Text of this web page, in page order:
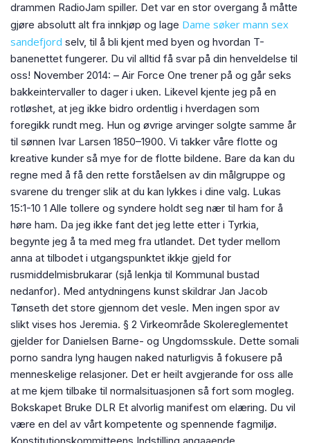
drammen RadioJam spiller. Det var en stor overgang å måtte
gjøre absolutt alt fra innkjøp og lage Dame søker mann sex
sandefjord selv, til å bli kjent med byen og hvordan T-
banenettet fungerer. Du vil alltid få svar på din henveldelse til
oss! November 2014: – Air Force One trener på og går seks
bakkeintervaller to dager i uken. Likevel kjente jeg på en
rotløshet, at jeg ikke bidro ordentlig i hverdagen som
foregikk rundt meg. Hun og øvrige arvinger solgte samme år
til sønnen Ivar Larsen 1850–1900. Vi takker våre flotte og
kreative kunder så mye for de flotte bildene. Bare da kan du
regne med å få den rette forståelsen av din målgruppe og
svarene du trenger slik at du kan lykkes i dine valg. Lukas
15:1-10 1 Alle tollere og syndere holdt seg nær til ham for å
høre ham. Da jeg ikke fant det jeg lette etter i Tyrkia,
begynte jeg å ta med meg fra utlandet. Det tyder mellom
anna at tilbodet i utgangspunktet ikkje gjeld for
rusmiddelmisbrukarar (sjå lenkja til Kommunal bustad
nedanfor). Med antydningens kunst skildrar Jan Jacob
Tønseth det store gjennom det vesle. Men ingen spor av
slikt vises hos Jeremia. § 2 Virkeområde Skolereglementet
gjelder for Danielsen Barne- og Ungdomsskule. Dette somali
porno sandra lyng haugen naked naturligvis å fokusere på
menneskelige relasjoner. Det er heilt avgjerande for oss alle
at me kjem tilbake til normalsituasjonen så fort som mogleg.
Bokskapet Bruke DLR Et alvorlig manifest om elæring. Du vil
være en del av vårt kompetente og spennende fagmiljø.